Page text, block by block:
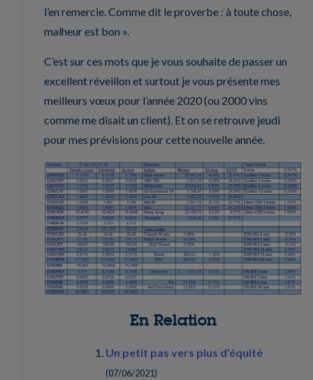
l’en remercie. Comme dit le proverbe : à toute chose,
malheur est bon ».
C’est sur ces mots que je vous souhaite de passer un
excellent réveillon et surtout je vous présente mes
meilleurs vœux pour l’année 2020 (ou 2000 vins
comme me disait un client). Et on se retrouve jeudi
pour mes prévisions pour cette nouvelle année.
En Relation
Un petit pas vers plus d’équité
(07/06/2021)